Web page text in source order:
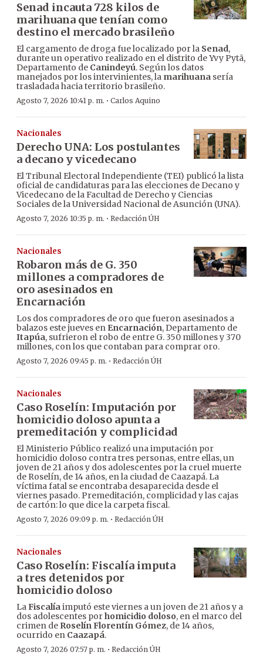
Senad incauta 728 kilos de
marihuana que tenían como
destino el mercado brasileño
El cargamento de droga fue localizado por la Senad,
durante un operativo realizado en el distrito de Yvy Pytã,
Departamento de Canindeyú. Según los datos
manejados por los intervinientes, la marihuana sería
trasladada hacia territorio brasileño.
Agosto 7, 2026 10:41 p. m. · Carlos Aquino
Nacionales
Derecho UNA: Los postulantes
a decano y vicedecano
El Tribunal Electoral Independiente (TEI) publicó la lista
oficial de candidaturas para las elecciones de Decano y
Vicedecano de la Facultad de Derecho y Ciencias
Sociales de la Universidad Nacional de Asunción (UNA).
Agosto 7, 2026 10:35 p. m. · Redacción ÚH
Nacionales
Robaron más de G. 350
millones a compradores de
oro asesinados en
Encarnación
Los dos compradores de oro que fueron asesinados a
balazos este jueves en Encarnación, Departamento de
Itapúa, sufrieron el robo de entre G. 350 millones y 370
millones, con los que contaban para comprar oro.
Agosto 7, 2026 09:45 p. m. · Redacción ÚH
Nacionales
Caso Roselín: Imputación por
homicidio doloso apunta a
premeditación y complicidad
El Ministerio Público realizó una imputación por
homicidio doloso contra tres personas, entre ellas, un
joven de 21 años y dos adolescentes por la cruel muerte
de Roselín, de 14 años, en la ciudad de Caazapá. La
víctima fatal se encontraba desaparecida desde el
viernes pasado. Premeditación, complicidad y las cajas
de cartón: lo que dice la carpeta fiscal.
Agosto 7, 2026 09:09 p. m. · Redacción ÚH
Nacionales
Caso Roselín: Fiscalía imputa
a tres detenidos por
homicidio doloso
LaFiscalíaimputó este viernes a un joven de 21 años y a
dos adolescentes porhomicidio doloso, en el marco del
crimen de Roselín Florentín Gómez, de 14 años,
ocurrido en Caazapá.
Agosto 7, 2026 07:57 p. m. · Redacción ÚH